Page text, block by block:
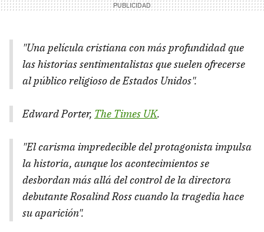
"Una película cristiana con más profundidad que
las historias sentimentalistas que suelen ofrecerse
al público religioso de Estados Unidos".
Edward Porter, The Times UK.
"El carisma impredecible del protagonista impulsa
la historia, aunque los acontecimientos se
desbordan más allá del control de la directora
debutante Rosalind Ross cuando la tragedia hace
su aparición".